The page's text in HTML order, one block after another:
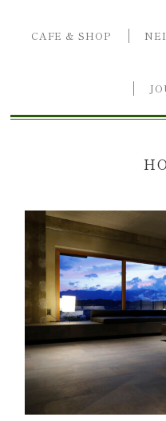
CAFE & SHOP